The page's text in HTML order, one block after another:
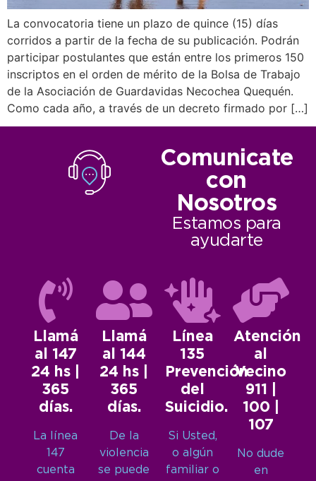
La convocatoria tiene un plazo de quince (15) días
corridos a partir de la fecha de su publicación. Podrán
participar postulantes que están entre los primeros 150
inscriptos en el orden de mérito de la Bolsa de Trabajo
de la Asociación de Guardavidas Necochea Quequén.
Como cada año, a través de un decreto firmado por […]
Comunicate
con
Nosotros
Estamos para
ayudarte
Llamá
al 147
24 hs |
365
días.
La línea
147
cuenta
Llamá
al 144
24 hs |
365
días.
De la
violencia
se puede
Línea
135
Prevención
del
Suicidio.
Si Usted,
o algún
familiar o
Atención
al
Vecino
911 |
100 |
107
No dude
en